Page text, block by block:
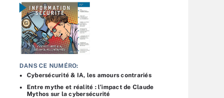
DANS CE NUMÉRO:
Cybersécurité & IA, les amours contrariés
Entre mythe et réalité : l’impact de Claude
Mythos sur la cybersécurité